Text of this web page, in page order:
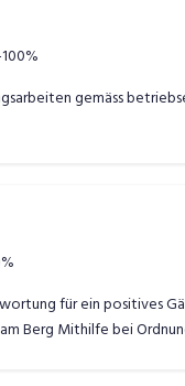
gemäss
für ein positives
Berg Mithilfe bei